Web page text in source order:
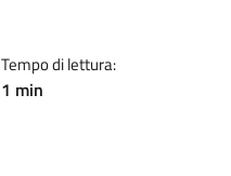
Tempo di lettura:
1 min